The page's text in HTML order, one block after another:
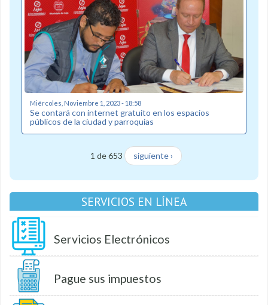
Miércoles, Noviembre 1, 2023 - 18:58
Se contará con internet gratuito en los espacios
públicos de la ciudad y parroquias
1 de 653 siguiente ›
SERVICIOS EN LÍNEA
Servicios Electrónicos
Pague sus impuestos